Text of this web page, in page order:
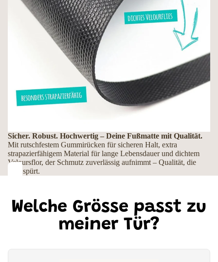
Sicher. Robust. Hochwertig – Deine Fußmatte mit Qualität.
Mit rutschfestem Gummirücken für sicheren Halt, extra
strapazierfähigem Material für lange Lebensdauer und dichtem
Veloursflor, der Schmutz zuverlässig aufnimmt – Qualität, die
man spürt.
Welche Grösse passt zu
meiner Tür?